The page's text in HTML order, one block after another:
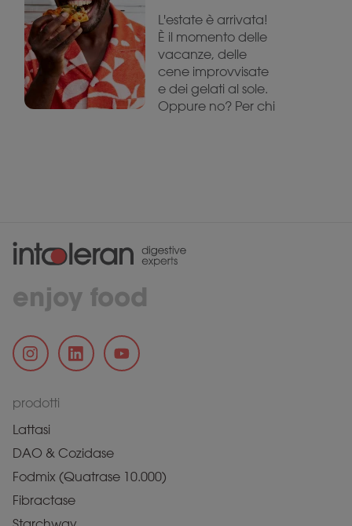
L'estate è arrivata!
È il momento delle
vacanze, delle
cene improvvisate
e dei gelati al sole.
Oppure no? Per chi
enjoy food
prodotti
Lattasi
DAO & Cozidase
Fodmix (Quatrase 10.000)
Fibractase